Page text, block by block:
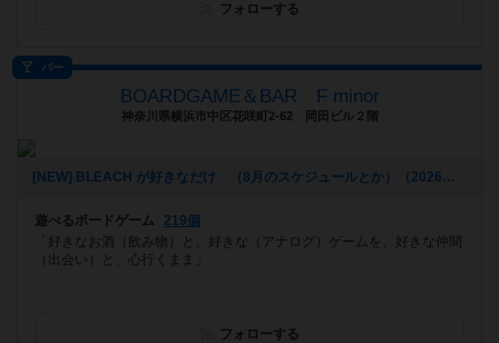
フォローする
バー
BOARDGAME＆BAR F minor
神奈川県横浜市中区花咲町2-62 岡田ビル２階
[NEW] BLEACH が好きなだけ （8月のスケジュールとか）（2026年07月16日 03時46分）
遊べるボードゲーム
219個
「好きなお酒（飲み物）と、好きな（アナログ）ゲームを、好きな仲間
（出会い）と、心行くまま」
フォローする